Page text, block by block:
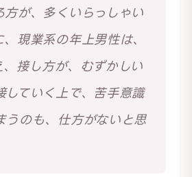
方が、多くいらっしゃい
、現業系の年上男性は、
、接し方が、むずかしい
していく上で、苦手意識
うのも、仕方がないと思